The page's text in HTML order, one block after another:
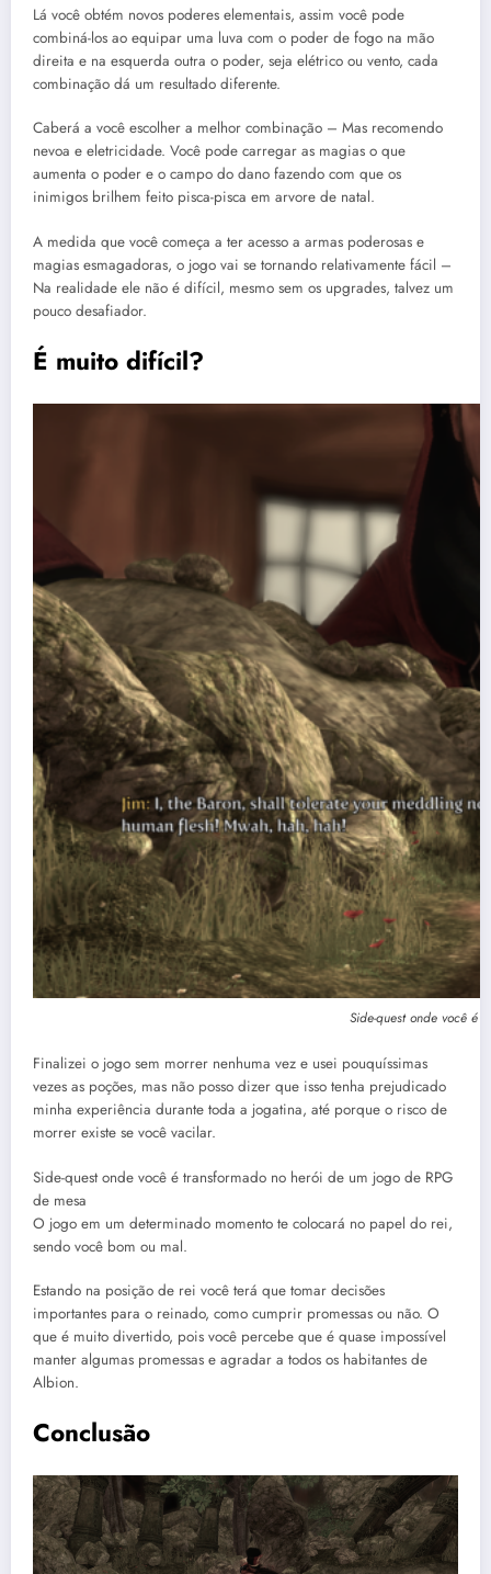
Lá você obtém novos poderes elementais, assim você pode
combiná-los ao equipar uma luva com o poder de fogo na mão
direita e na esquerda outra o poder, seja elétrico ou vento, cada
combinação dá um resultado diferente.
Caberá a você escolher a melhor combinação – Mas recomendo
nevoa e eletricidade. Você pode carregar as magias o que
aumenta o poder e o campo do dano fazendo com que os
inimigos brilhem feito pisca-pisca em arvore de natal.
A medida que você começa a ter acesso a armas poderosas e
magias esmagadoras, o jogo vai se tornando relativamente fácil –
Na realidade ele não é difícil, mesmo sem os upgrades, talvez um
pouco desafiador.
É muito difícil?
Side-quest onde você é
Finalizei o jogo sem morrer nenhuma vez e usei pouquíssimas
vezes as poções, mas não posso dizer que isso tenha prejudicado
minha experiência durante toda a jogatina, até porque o risco de
morrer existe se você vacilar.
Side-quest onde você é transformado no herói de um jogo de RPG
de mesa
O jogo em um determinado momento te colocará no papel do rei,
sendo você bom ou mal.
Estando na posição de rei você terá que tomar decisões
importantes para o reinado, como cumprir promessas ou não. O
que é muito divertido, pois você percebe que é quase impossível
manter algumas promessas e agradar a todos os habitantes de
Albion.
Conclusão